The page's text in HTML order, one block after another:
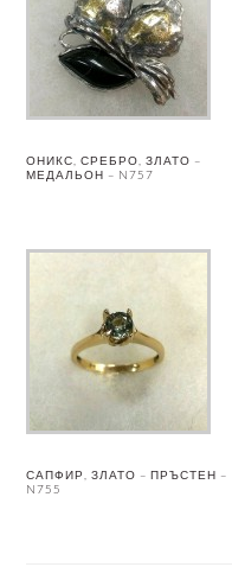
ОНИКС, СРЕБРО, ЗЛАТО –
МЕДАЛЬОН – N757
САПФИР, ЗЛАТО – ПРЪСТЕН –
N755